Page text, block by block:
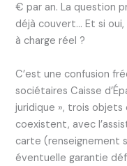
€ par an. La question
déjà couvert… Et si
à charge réel ?
C’est une confusion
sociétaires Caisse
juridique », trois
coexistent, avec
carte (renseignement
éventuelle garantie